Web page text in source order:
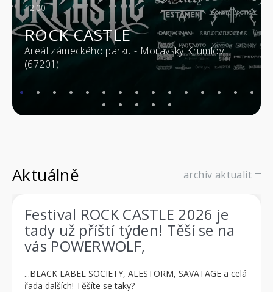
12:00
ROCK CASTLE
Areál zámeckého parku - Moravský Krumlov
(67201)
Aktuálně archiv aktualit
Festival ROCK CASTLE 2026 je
tady už příští týden! Těší se na
vás POWERWOLF,
...BLACK LABEL SOCIETY, ALESTORM, SAVATAGE a celá
řada dalších! Těšíte se taky?